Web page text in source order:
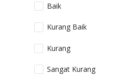
Baik
Kurang Baik
Kurang
Sangat Kurang